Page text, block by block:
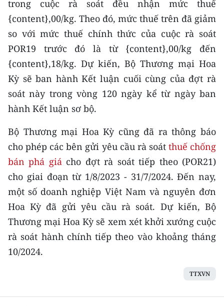
TIN MỚI
TIN ĐỊA PHƯƠNG
Trung du và miền núi phía Bắc
Đồng bằng sông Hồng
Bắc Trung Bộ
Nguyên
Đông Nam Bộ
Đồng bằng sông Cửu Long
Chuyên trang Hà Nội
Chuyên trang TP. Hồ Chí Minh
CHUYÊN ĐỀ
VỀ BÁO NHÂN DÂN
trong cuộc rà soát đều nhận mức thuế
{content},00/kg. Theo đó, mức thuế trên đã giảm
so với mức thuế chính thức của cuộc rà soát
POR19 trước đó là từ {content},00/kg đến
{content},18/kg. Dự kiến, Bộ Thương mại Hoa
Kỳ sẽ ban hành Kết luận cuối cùng của đợt rà
soát này trong vòng 120 ngày kể từ ngày ban
hành Kết luận sơ bộ.
Bộ Thương mại Hoa Kỳ cũng đã ra thông báo
cho phép các bên gửi yêu cầu rà soát thuế chống
bán phá giá cho đợt rà soát tiếp theo (POR21)
cho giai đoạn từ 1/8/2023 - 31/7/2024. Đến nay,
một số doanh nghiệp Việt Nam và nguyên đơn
Hoa Kỳ đã gửi yêu cầu rà soát. Dự kiến, Bộ
Thương mại Hoa Kỳ sẽ xem xét khởi xướng cuộc
rà soát hành chính tiếp theo vào khoảng tháng
10/2024.
TTXVN